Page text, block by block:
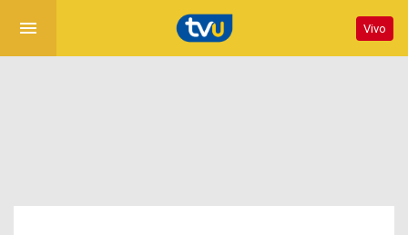
menu Vivo